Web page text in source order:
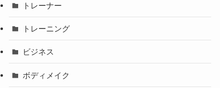
トレーナー
トレーニング
ビジネス
ボディメイク